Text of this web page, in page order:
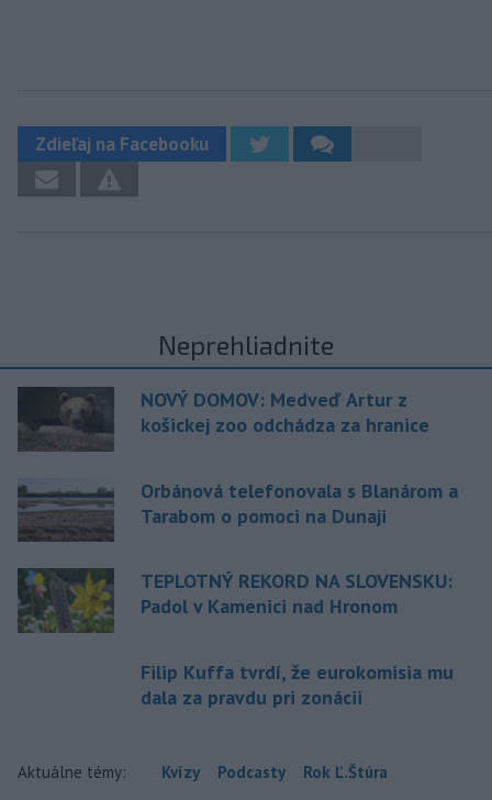
Zdieľaj na Facebooku
Neprehliadnite
NOVÝ DOMOV: Medveď Artur z
košickej zoo odchádza za hranice
Orbánová telefonovala s Blanárom a
Tarabom o pomoci na Dunaji
TEPLOTNÝ REKORD NA SLOVENSKU:
Padol v Kamenici nad Hronom
Filip Kuffa tvrdí, že eurokomisia mu
dala za pravdu pri zonácii
Aktuálne témy: Kvízy Podcasty Rok Ľ.Štúra